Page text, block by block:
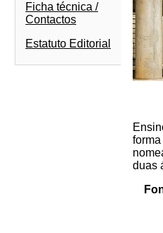
Ficha técnica /
Contactos
Estatuto Editorial
duas